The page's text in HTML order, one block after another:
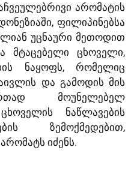
არომატის
ფილიპინებსა
უცნაური მეთოდით
მტაცებელი ცხოველი,
ნაყოფს, რომელიც
და გამოდის მის
მოუნელებელ
ნაწლავების
ზემოქმედებით,
იძენს.